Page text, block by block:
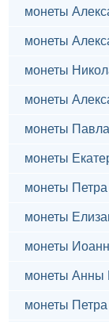
монеты
монеты
монеты
монеты
монеты
монеты
монеты
монеты
монеты
монеты Анны
монеты Петра